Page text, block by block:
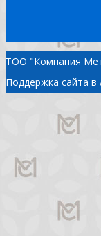
ТОО "Компания
Поддержка сайта